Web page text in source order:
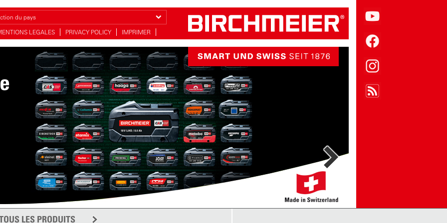
du pays
LEGALES PRIVACY POLICY IMPRIMER
LES PRODUITS